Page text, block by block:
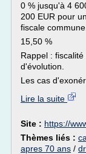
0 % jusqu'à 4
200 EUR pour
fiscale
15,50 %
Rappel :
d'évolution.
Les cas
Lire la suite
Site : https://
Thèmes liés :
apres 70 ans /